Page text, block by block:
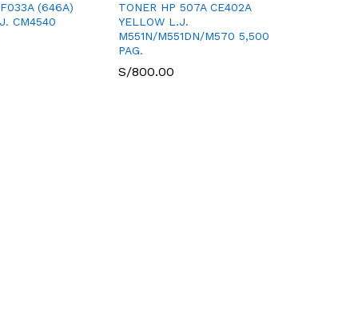
(646A)
CM4540
TONER HP 507A CE402A
YELLOW L.J.
M551N/M551DN/M570 5,500
PAG.
S/800.00